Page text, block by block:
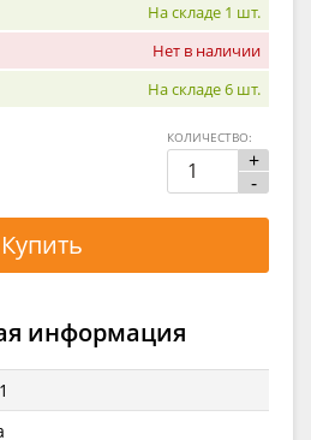
На складе 1 шт.
Нет в наличии
На складе 6 шт.
+
-
КОЛИЧЕСТВО:
Купить
информация